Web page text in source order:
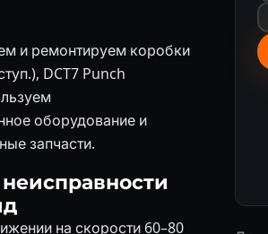
и ремонтируем коробки
DCT7 Punch
оборудование и
запчасти.
на скорости 60–80